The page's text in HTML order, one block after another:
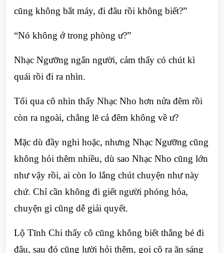
cũng không bắt máy, đi đâu rồi không biết?”
“Nó không ở trong phòng ư?”
Nhạc Ngưỡng ngẩn người, cảm thấy có chút kì
quái rồi đi ra nhìn.
Tối qua cô nhìn thấy Nhạc Nho hơn nửa đêm rồi
còn ra ngoài, chẳng lẽ cả đêm không về ư?
Mặc dù đầy nghi hoặc, nhưng Nhạc Ngưỡng cũng
không hỏi thêm nhiều, dù sao Nhạc Nho cũng lớn
như vậy rồi, ai còn lo lắng chút chuyện như này
chứ. Chỉ cần không đi giết người phóng hỏa,
chuyện gì cũng dễ giải quyết.
Lộ Tĩnh Chi thấy cô cũng không biết thằng bé đi
đâu, sau đó cũng lười hỏi thêm, gọi cô ra ăn sáng